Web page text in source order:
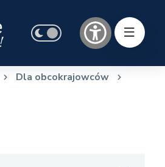
Dla obcokrajowców